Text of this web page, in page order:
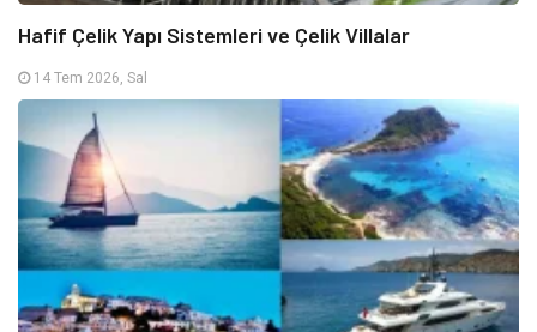
Hafif Çelik Yapı Sistemleri ve Çelik Villalar
14 Tem 2026, Sal